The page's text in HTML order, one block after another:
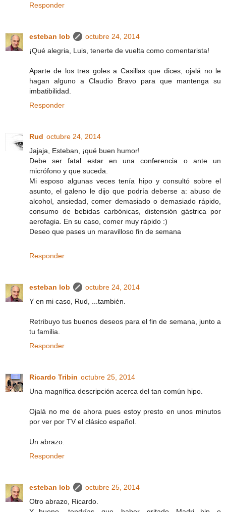
Responder
esteban lob
octubre 24, 2014
¡Qué alegria, Luis, tenerte de vuelta como comentarista!
Aparte de los tres goles a Casillas que dices, ojalá no le
hagan alguno a Claudio Bravo para que mantenga su
imbatibilidad.
Responder
Rud octubre 24, 2014
Jajaja, Esteban, ¡qué buen humor!
Debe ser fatal estar en una conferencia o ante un
micrófono y que suceda.
Mi esposo algunas veces tenía hipo y consultó sobre el
asunto, el galeno le dijo que podría deberse a: abuso de
alcohol, ansiedad, comer demasiado o demasiado rápido,
consumo de bebidas carbónicas, distensión gástrica por
aerofagia. En su caso, comer muy rápido :)
Deseo que pases un maravilloso fin de semana
Responder
esteban lob
octubre 24, 2014
Y en mi caso, Rud, ...también.
Retribuyo tus buenos deseos para el fin de semana, junto a
tu familia.
Responder
Ricardo Tribin octubre 25, 2014
Una magnífica descripción acerca del tan común hipo.
Ojalá no me de ahora pues estoy presto en unos minutos
por ver por TV el clásico español.
Un abrazo.
Responder
esteban lob
octubre 25, 2014
Otro abrazo, Ricardo.